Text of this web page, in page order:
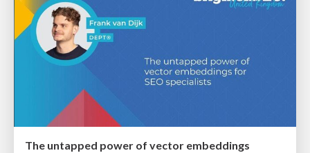
The untapped power of vector embeddings